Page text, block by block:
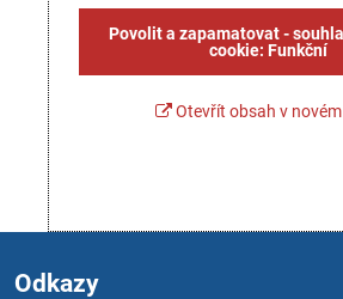
Povolit a zapamatovat -
cookie: Funkční
Otevřít obsah v
Odkazy